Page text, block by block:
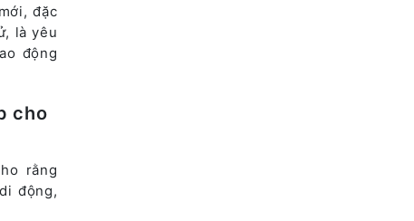
đặc
là yêu
động
cho
rằng
động,